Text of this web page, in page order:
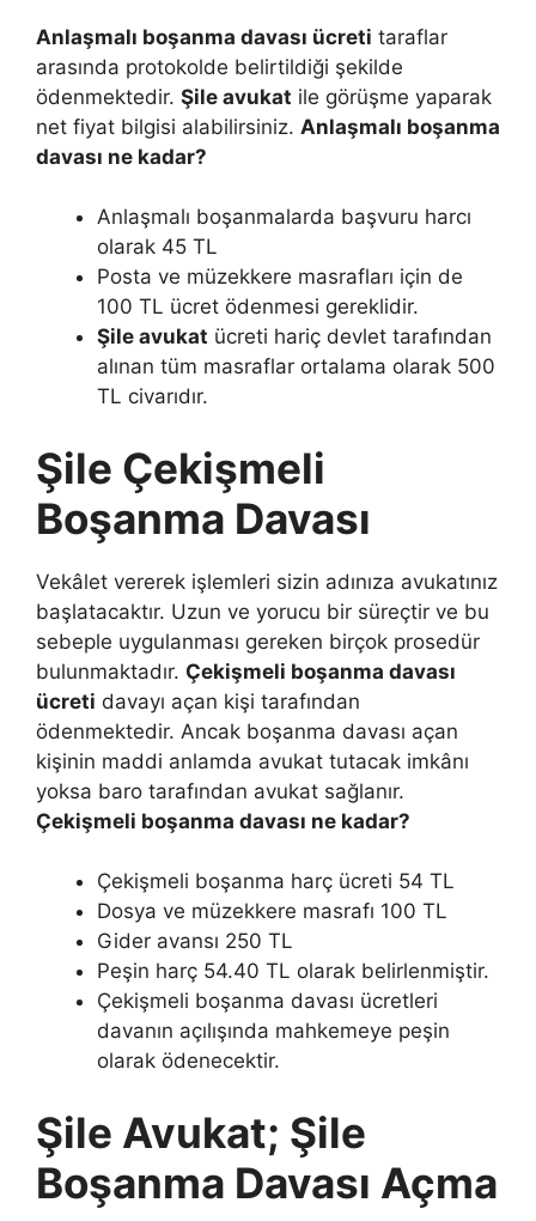
Anlaşmalı boşanma davası ücreti taraflar
arasında protokolde belirtildiği şekilde
ödenmektedir. Şile avukat ile görüşme yaparak
net fiyat bilgisi alabilirsiniz. Anlaşmalı boşanma
davası ne kadar?
Anlaşmalı boşanmalarda başvuru harcı
olarak 45 TL
Posta ve müzekkere masrafları için de
100 TL ücret ödenmesi gereklidir.
Şile avukat ücreti hariç devlet tarafından
alınan tüm masraflar ortalama olarak 500
TL civarıdır.
Şile Çekişmeli
Boşanma Davası
Vekâlet vererek işlemleri sizin adınıza avukatınız
başlatacaktır. Uzun ve yorucu bir süreçtir ve bu
sebeple uygulanması gereken birçok prosedür
bulunmaktadır. Çekişmeli boşanma davası
ücreti davayı açan kişi tarafından
ödenmektedir. Ancak boşanma davası açan
kişinin maddi anlamda avukat tutacak imkânı
yoksa baro tarafından avukat sağlanır.
Çekişmeli boşanma davası ne kadar?
Çekişmeli boşanma harç ücreti 54 TL
Dosya ve müzekkere masrafı 100 TL
Gider avansı 250 TL
Peşin harç 54.40 TL olarak belirlenmiştir.
Çekişmeli boşanma davası ücretleri
davanın açılışında mahkemeye peşin
olarak ödenecektir.
Şile Avukat; Şile
Boşanma Davası Açma